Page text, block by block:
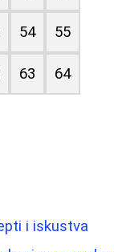
54 55
63 64
i iskustva